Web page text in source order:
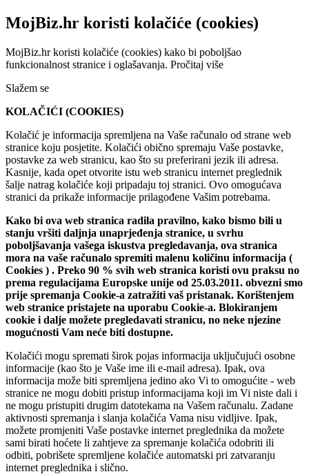
MojBiz.hr koristi kolačiće (cookies)
MojBiz.hr koristi kolačiće (cookies) kako bi poboljšao
funkcionalnost stranice i oglašavanja. Pročitaj više
Slažem se
KOLAČIĆI (COOKIES)
Kolačić je informacija spremljena na Vaše računalo od strane web
stranice koju posjetite. Kolačići obično spremaju Vaše postavke,
postavke za web stranicu, kao što su preferirani jezik ili adresa.
Kasnije, kada opet otvorite istu web stranicu internet preglednik
šalje natrag kolačiće koji pripadaju toj stranici. Ovo omogućava
stranici da prikaže informacije prilagođene Vašim potrebama.
Kako bi ova web stranica radila pravilno, kako bismo bili u
stanju vršiti daljnja unaprjeđenja stranice, u svrhu
poboljšavanja vašega iskustva pregledavanja, ova stranica
mora na vaše računalo spremiti malenu količinu informacija (
Cookies ) . Preko 90 % svih web stranica koristi ovu praksu no
prema regulacijama Europske unije od 25.03.2011. obvezni smo
prije spremanja Cookie-a zatražiti vaš pristanak. Korištenjem
web stranice pristajete na uporabu Cookie-a. Blokiranjem
cookie i dalje možete pregledavati stranicu, no neke njezine
mogućnosti Vam neće biti dostupne.
Kolačići mogu spremati širok pojas informacija uključujući osobne
informacije (kao što je Vaše ime ili e-mail adresa). Ipak, ova
informacija može biti spremljena jedino ako Vi to omogućite - web
stranice ne mogu dobiti pristup informacijama koji im Vi niste dali i
ne mogu pristupiti drugim datotekama na Vašem računalu. Zadane
aktivnosti spremanja i slanja kolačića Vama nisu vidljive. Ipak,
možete promjeniti Vaše postavke internet preglednika da možete
sami birati hoćete li zahtjeve za spremanje kolačića odobriti ili
odbiti, pobrišete spremljene kolačiće automatski pri zatvaranju
internet preglednika i slično.